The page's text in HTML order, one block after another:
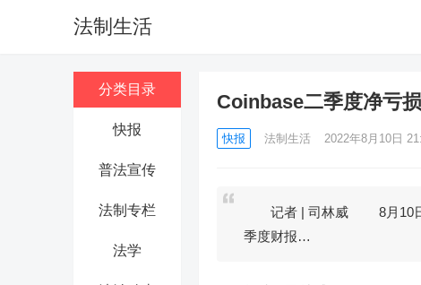
法制生活
分类目录
快报
普法宣传
法制专栏
法学
Coinbase二季度净亏
快报 法制生活 2022年8月10日
记者 | 司林威 8月10日，
季度财报…